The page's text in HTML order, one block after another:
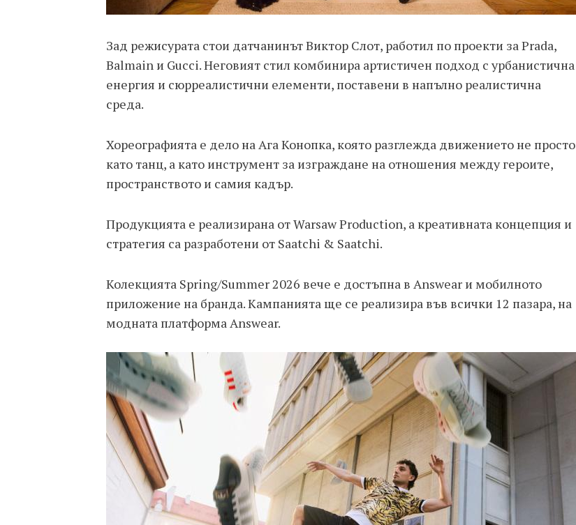
Зад режисурата стои датчанинът Виктор Слот, работил по проекти за Prada,
Balmain и Gucci. Неговият стил комбинира артистичен подход с урбанистична
енергия и сюрреалистични елементи, поставени в напълно реалистична
среда.
Хореографията е дело на Ага Конопка, която разглежда движението не просто
като танц, а като инструмент за изграждане на отношения между героите,
пространството и самия кадър.
Продукцията е реализирана от Warsaw Production, а креативната концепция и
стратегия са разработени от Saatchi & Saatchi.
Колекцията Spring/Summer 2026 вече е достъпна в Answear и мобилното
приложение на бранда. Кампанията ще се реализира във всички 12 пазара, на
модната платформа Answear.